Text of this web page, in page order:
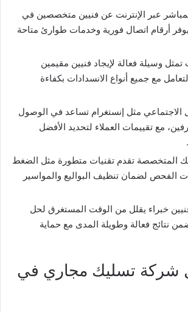
عبر الإنترنت عن فنيين متخصصين في
أرقام اتصال فورية وخدمات طوارئ متاحة
تمثل وسيلة فعالة لإيجاد فنيين مقيمين
مع جميع أنواع الانسدادات بكفاءة
الاجتماعي مثل إنستغرام تساعد في الوصول
مع تقييمات العملاء لتحديد الأفضل
المتخصصة تقدم تقنيات متطورة مثل الضغط
الفحص لضمان تنظيف البواليع والمواسير
خبراء يقلل من الوقت المستغرق لحل
نتائج فعالة وطويلة المدى مع حماية
شركة تسليك مجاري في